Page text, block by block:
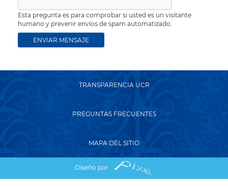
Esta pregunta es para comprobar si usted es un visitante
humano y prevenir envíos de spam automatizado.
TRANSPARENCIA UCR
PREGUNTAS FRECUENTES
MAPA DEL SITIO
Diseño por